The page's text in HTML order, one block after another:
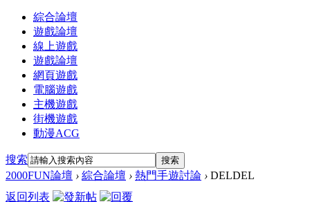
綜合論壇
遊戲論壇
線上遊戲
遊戲論壇
網頁遊戲
電腦遊戲
主機遊戲
街機遊戲
動漫ACG
搜索 搜索
2000FUN論壇 › 綜合論壇 › 熱門手遊討論 › DELDEL
返回列表